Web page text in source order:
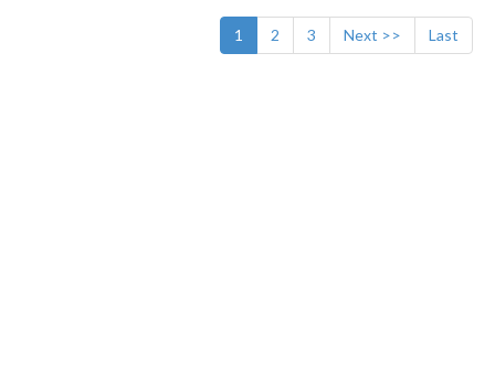
1 2 3 Next >> Last